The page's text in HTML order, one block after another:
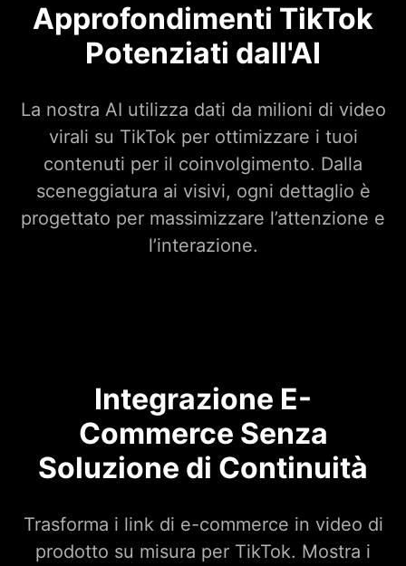
Approfondimenti TikTok
Potenziati dall'AI
La nostra AI utilizza dati da milioni di video
virali su TikTok per ottimizzare i tuoi
contenuti per il coinvolgimento. Dalla
sceneggiatura ai visivi, ogni dettaglio è
progettato per massimizzare l’attenzione e
l’interazione.
Integrazione E-
Commerce Senza
Soluzione di Continuità
Trasforma i link di e-commerce in video di
prodotto su misura per TikTok. Mostra i